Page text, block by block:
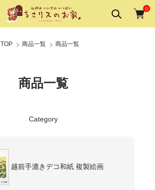
0
TOP 商品一覧 商品一覧
商品一覧
Category
越前手漉きデコ和紙 複製絵画